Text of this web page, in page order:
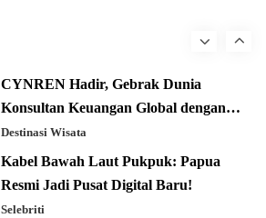
CYNREN Hadir, Gebrak Dunia
Konsultan Keuangan Global dengan
Sentuhan AI
Destinasi Wisata
Kabel Bawah Laut Pukpuk: Papua
Resmi Jadi Pusat Digital Baru!
Selebriti